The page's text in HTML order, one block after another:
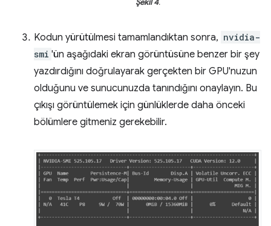
Şekil 4.
Kodun yürütülmesi tamamlandıktan sonra, nvidia-
smi 'ün aşağıdaki ekran görüntüsüne benzer bir şey
yazdırdığını doğrulayarak gerçekten bir GPU'nuzun
olduğunu ve sunucunuzda tanındığını onaylayın. Bu
çıkışı görüntülemek için günlüklerde daha önceki
bölümlere gitmeniz gerekebilir.